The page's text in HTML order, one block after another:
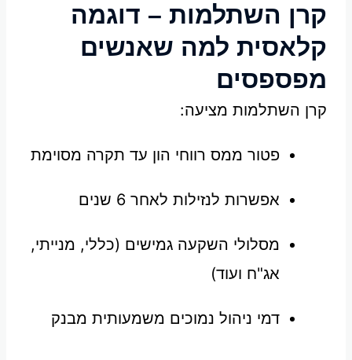
קרן השתלמות – דוגמה
קלאסית למה שאנשים
מפספסים
קרן השתלמות מציעה:
פטור ממס רווחי הון עד תקרה מסוימת
אפשרות לנזילות לאחר 6 שנים
מסלולי השקעה גמישים (כללי, מנייתי,
אג"ח ועוד)
דמי ניהול נמוכים משמעותית מבנק